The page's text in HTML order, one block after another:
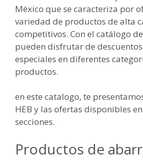
México que se caracteriza por
variedad de productos de alta
competitivos. Con el catálogo
pueden disfrutar de
especiales en diferentes
productos.
en este catalogo, te
HEB y las ofertas disponibles
secciones.
Productos de